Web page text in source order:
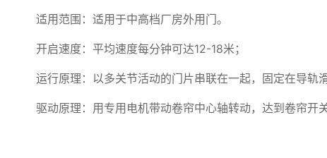
适用范围：适用于中高档厂房外用门。
开启速度：平均速度每分钟可达12-18米；
运行原理：以多关节活动的门片串联在一起，固定在导轨
驱动原理：用专用电机带动卷帘中心轴转动，达到卷帘开